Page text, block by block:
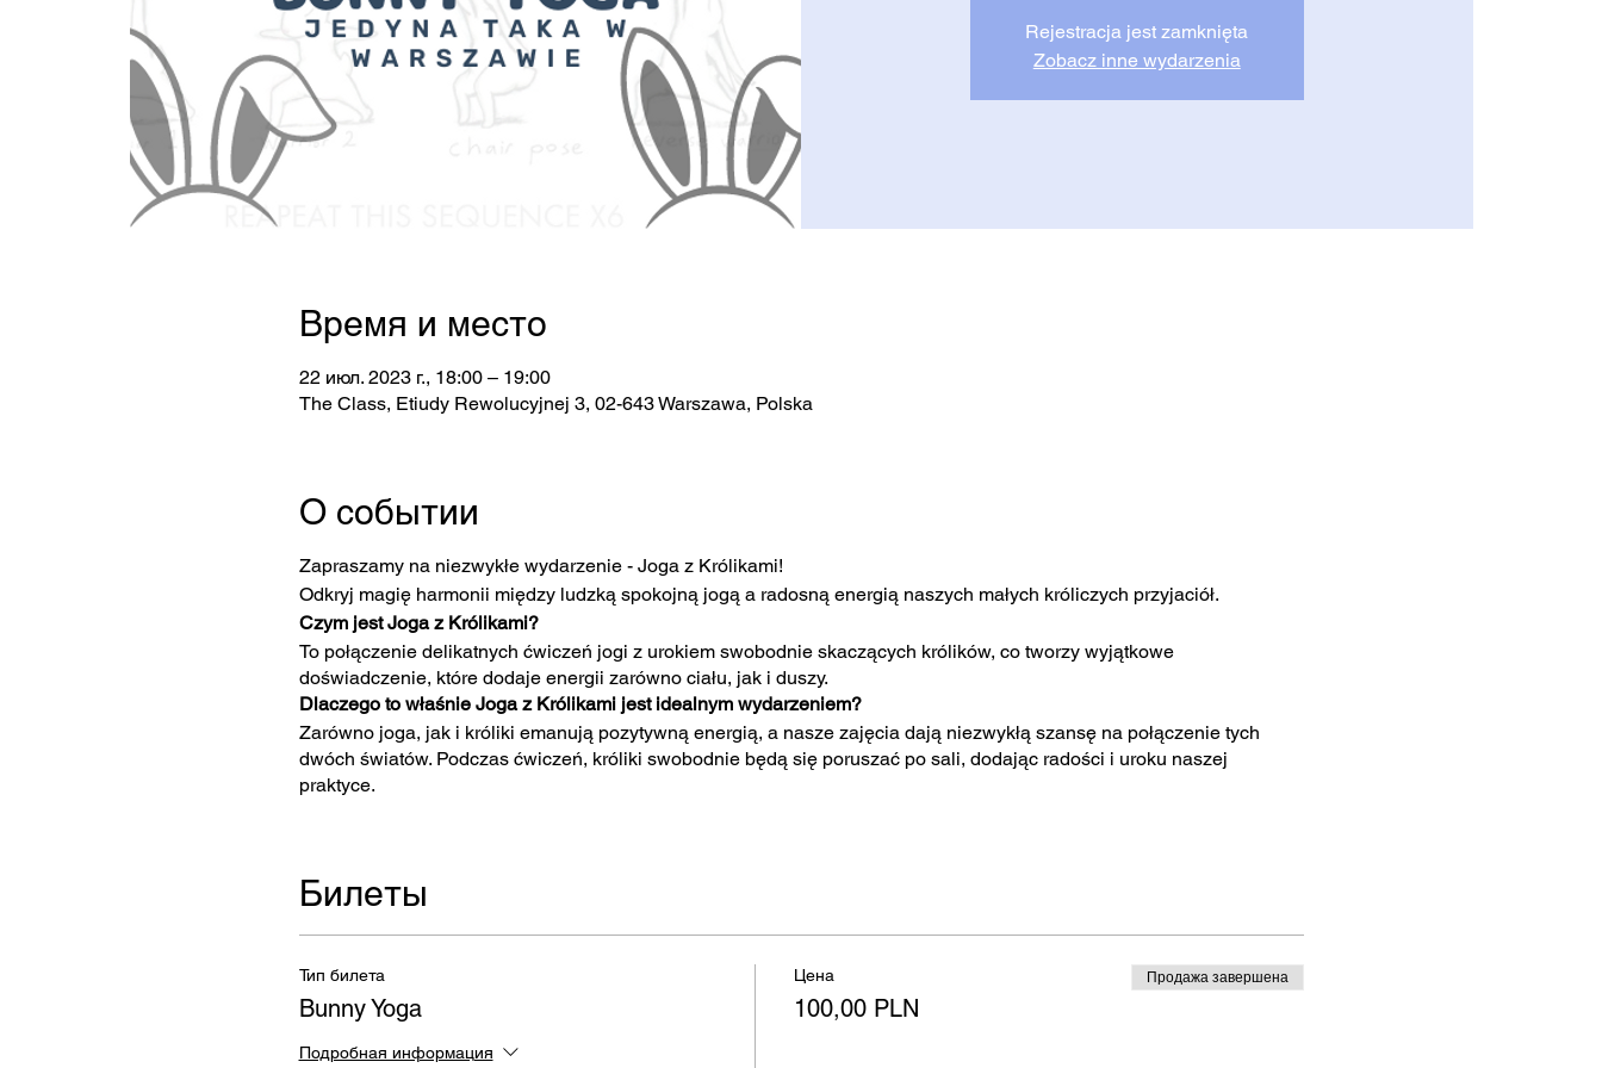
Rejestracja jest zamknięta
Zobacz inne wydarzenia
Время и место
22 июл. 2023 г., 18:00 – 19:00
The Class, Etiudy Rewolucyjnej 3, 02-643 Warszawa, Polska
О событии
Zapraszamy na niezwykłe wydarzenie - Joga z Królikami!
Odkryj magię harmonii między ludzką spokojną jogą a radosną energią naszych małych króliczych przyjaciół.
Czym jest Joga z Królikami?
To połączenie delikatnych ćwiczeń jogi z urokiem swobodnie skaczących królików, co tworzy wyjątkowe
doświadczenie, które dodaje energii zarówno ciału, jak i duszy.
Dlaczego to właśnie Joga z Królikami jest idealnym wydarzeniem?
Zarówno joga, jak i króliki emanują pozytywną energią, a nasze zajęcia dają niezwykłą szansę na połączenie tych
dwóch światów. Podczas ćwiczeń, króliki swobodnie będą się poruszać po sali, dodając radości i uroku naszej
praktyce.
spędzonej razem.
wspomnienia.
INWESTYCJA : 100 ZŁ
Билеты
Тип билета
Bunny Yoga
Подробная информация
Цена
100,00 PLN
Продажа завершена